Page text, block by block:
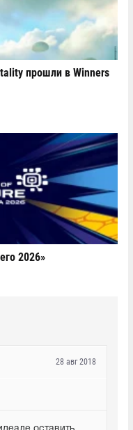
прошли в Winners
2026»
28 авг 2018